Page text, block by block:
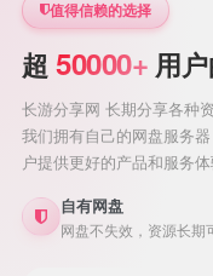
值得信赖的选择
超50000+ 用
长游分享网 长期分享各种
我们拥有自己的网盘服务
户提供更好的产品和服务体
自有网盘
网盘不失效，资源长期